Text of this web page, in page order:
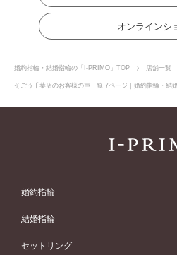
オンラインシ
婚約指輪・結婚指輪の「I-PRIMO」TOP 店舗一覧
そごう千葉店のお客様の声一覧 7ページ｜婚約指輪・
婚約指輪
婚約指輪 (エンゲージリング)
婚約指輪一覧
結婚指輪
結婚指輪 (マリッジリング)
セットリング